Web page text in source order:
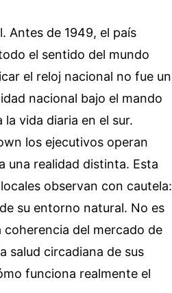
Antes de 1949, el país
el sentido del mundo
el reloj nacional no fue un
nacional bajo el mando
vida diaria en el sur.
los ejecutivos operan
una realidad distinta. Esta
observan con cautela:
su entorno natural. No es
coherencia del mercado de
salud circadiana de sus
funciona realmente el